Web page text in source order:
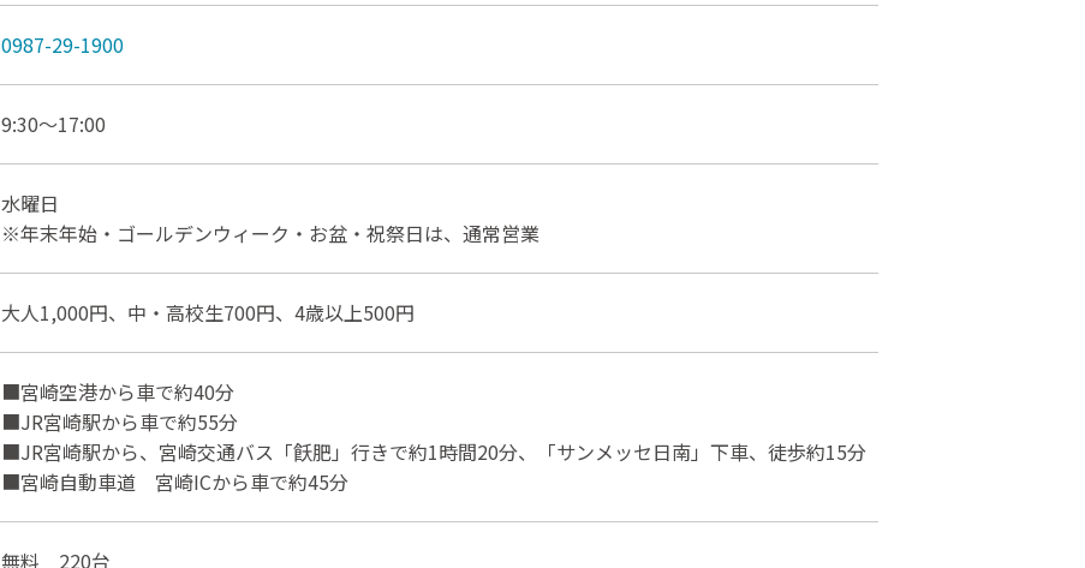
0987-29-1900
9:30～17:00
水曜日
※年末年始・ゴールデンウィーク・お盆・祝祭日は、通常営業
大人1,000円、中・高校生700円、4歳以上500円
■宮崎空港から車で約40分
■JR宮崎駅から車で約55分
■JR宮崎駅から、宮崎交通バス「飫肥」行きで約1時間20分、「サンメッセ日南」下車、徒歩約15分
■宮崎自動車道 宮崎ICから車で約45分
無料 220台